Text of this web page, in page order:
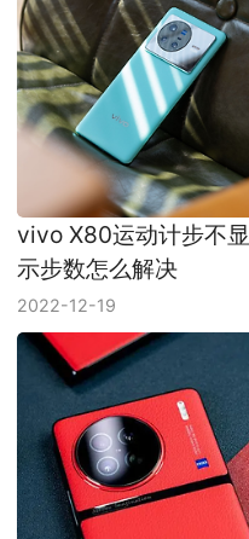
vivo X80运动计步不显
示步数怎么解决
2022-12-19